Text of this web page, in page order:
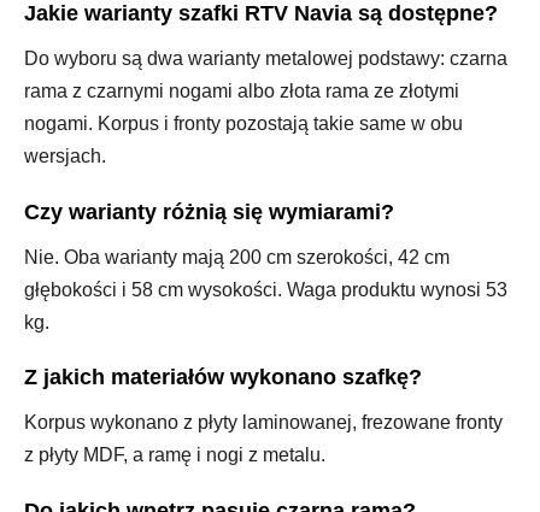
Jakie warianty szafki RTV Navia są dostępne?
Do wyboru są dwa warianty metalowej podstawy: czarna
rama z czarnymi nogami albo złota rama ze złotymi
nogami. Korpus i fronty pozostają takie same w obu
wersjach.
Czy warianty różnią się wymiarami?
Nie. Oba warianty mają 200 cm szerokości, 42 cm
głębokości i 58 cm wysokości. Waga produktu wynosi 53
kg.
Z jakich materiałów wykonano szafkę?
Korpus wykonano z płyty laminowanej, frezowane fronty
z płyty MDF, a ramę i nogi z metalu.